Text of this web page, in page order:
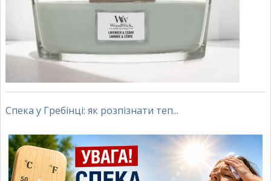
Спека у Гребінці: як розпізнати теп...